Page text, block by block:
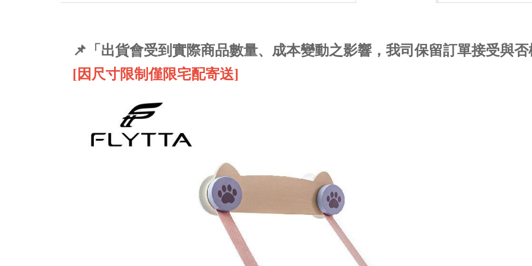
📌「出貨會受到實際商品數量、成本變動之影響，我司保留訂單接受與
[因尺寸限制僅限宅配寄送]